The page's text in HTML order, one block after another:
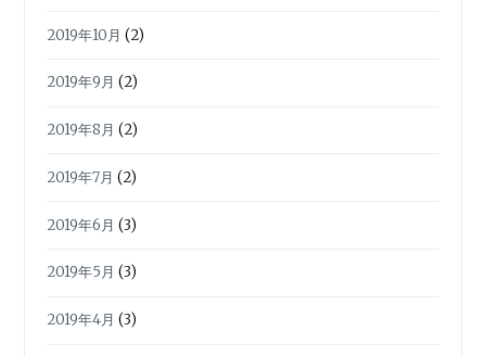
2019年10月 (2)
2019年9月 (2)
2019年8月 (2)
2019年7月 (2)
2019年6月 (3)
2019年5月 (3)
2019年4月 (3)